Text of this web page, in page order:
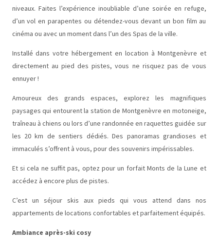
niveaux. Faites l’expérience inoubliable d’une soirée en refuge,
d’un vol en parapentes ou détendez-vous devant un bon film au
cinéma ou avec un moment dans l’un des Spas de la ville.
Installé dans votre hébergement en location à Montgenèvre et
directement au pied des pistes, vous ne risquez pas de vous
ennuyer !
Amoureux des grands espaces, explorez les magnifiques
paysages qui entourent la station de Montgenèvre en motoneige,
traîneau à chiens ou lors d’une randonnée en raquettes guidée sur
les 20 km de sentiers dédiés. Des panoramas grandioses et
immaculés s’offrent à vous, pour des souvenirs impérissables.
Et si cela ne suffit pas, optez pour un forfait Monts de la Lune et
accédez à encore plus de pistes.
C’est un séjour skis aux pieds qui vous attend dans nos
appartements de locations confortables et parfaitement équipés.
Ambiance après-ski cosy